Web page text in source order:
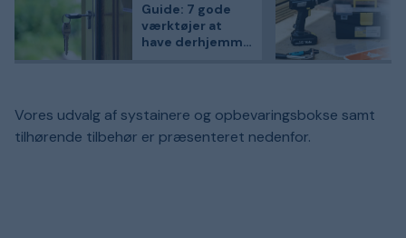
Guide: 7 gode
værktøjer at
have derhjemme
Vores udvalg af systainere og opbevaringsbokse samt
tilhørende tilbehør er præsenteret nedenfor.